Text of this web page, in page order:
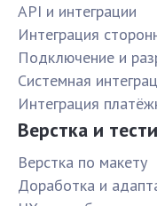
API и интеграции
Интеграция
Подключение и
Системная
Интеграция
Верстка и
Верстка по макету
Доработка и